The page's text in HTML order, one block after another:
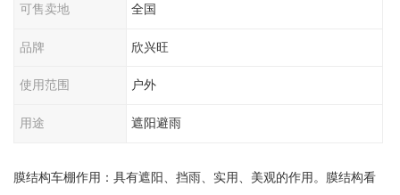
可售卖地 全国
品牌 欣兴旺
使用范围 户外
用途 遮阳避雨
膜结构车棚作用：具有遮阳、挡雨、实用、美观的作用。膜结构看